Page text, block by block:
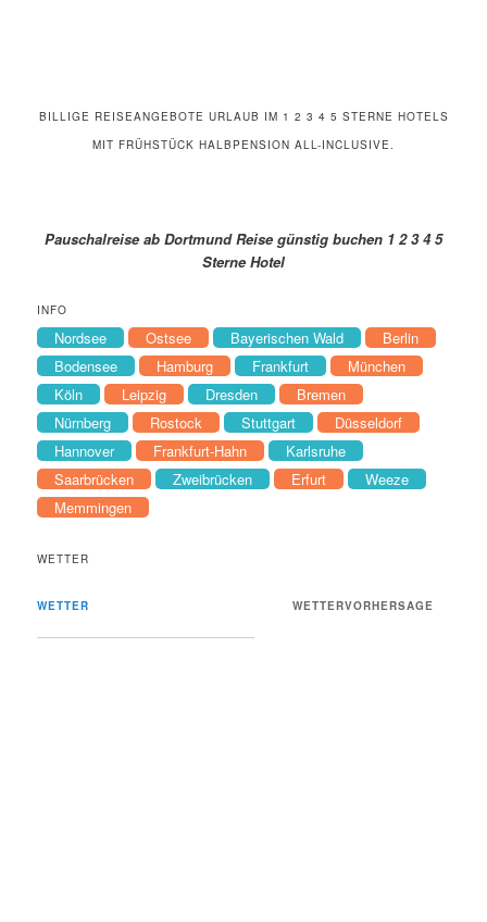
BILLIGE REISEANGEBOTE URLAUB IM 1 2 3 4 5 STERNE HOTELS
MIT FRÜHSTÜCK HALBPENSION ALL-INCLUSIVE.
Pauschalreise ab Dortmund Reise günstig buchen 1 2 3 4 5
Sterne Hotel
INFO
Nordsee Ostsee Bayerischen Wald
Berlin
Bodensee
Hamburg Frankfurt
München
Köln
Leipzig Dresden
Bremen
Nürnberg
Rostock Stuttgart
Düsseldorf
Hannover
Frankfurt-Hahn
Karlsruhe
Saarbrücken
Zweibrücken Erfurt
Weeze
Memmingen
WETTER
WETTER WETTERVORHERSAGE